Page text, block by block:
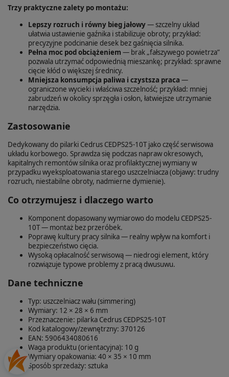
Trzy praktyczne zalety po montażu:
Lepszy rozruch i równy bieg jałowy— szczelny układ
ułatwia ustawienie gaźnika i stabilizuje obroty; przykład:
precyzyjne podcinanie desek bez gaśnięcia silnika.
Pełna moc pod obciążeniem — brak „fałszywego powietrza”
pozwala utrzymać odpowiednią mieszankę; przykład: sprawne
cięcie kłód o większej średnicy.
Mniejsza konsumpcja paliwa i czystsza praca —
ograniczone wycieki i właściwa szczelność; przykład: mniej
zabrudzeń w okolicy sprzęgła i osłon, łatwiejsze utrzymanie
narzędzia.
Zastosowanie
Dedykowany do pilarki Cedrus CEDPS25-10T jako część serwisowa
układu korbowego. Sprawdza się podczas napraw okresowych,
kapitalnych remontów silnika oraz profilaktycznej wymiany w
przypadku wyeksploatowania starego uszczelniacza (objawy: trudny
rozruch, niestabilne obroty, nadmierne dymienie).
Co otrzymujesz i dlaczego warto
Komponent dopasowany wymiarowo do modelu CEDPS25-
10T — montaż bez przeróbek.
Poprawę kultury pracy silnika — realny wpływ na komfort i
bezpieczeństwo cięcia.
Wysoką opłacalność serwisową — niedrogi element, który
rozwiązuje typowe problemy z pracą dwusuwu.
Dane techniczne
Typ: uszczelniacz wału (simmering)
Wymiary: 12 × 28 × 6 mm
Przeznaczenie: pilarka Cedrus CEDPS25-10T
Kod katalogowy/zewnętrzny: 370126
EAN: 5906434080616
Waga produktu (orientacyjna): 10 g
Wymiary opakowania: 40 × 35 × 10 mm
Sposób sprzedaży: sztuka